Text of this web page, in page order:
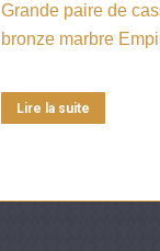
Grande paire de
bronze marbre
Lire la suite